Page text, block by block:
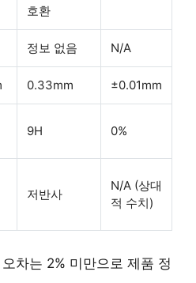
호환
정보 없음 N/A
0.33mm ±0.01mm
9H 0%
저반사
N/A (상대
적 수치)
차는 2% 미만으로 제품 정